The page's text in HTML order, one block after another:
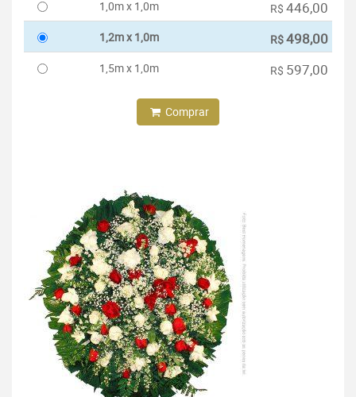
1,0m x 1,0m R$ 446,00
1,2m x 1,0m R$498,00
1,5m x 1,0m R$ 597,00
Comprar